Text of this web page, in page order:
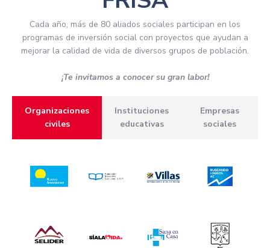
Cada año, más de 80 aliados sociales participan en los
programas de inversión social con proyectos que ayudan a
mejorar la calidad de vida de diversos grupos de población.
¡Te invitamos a conocer su gran labor!
Organizaciones
civiles
Instituciones
educativas
Empresas
sociales​